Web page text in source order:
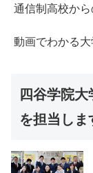
通信制高校か
動画でわかる大
四谷学院
を担当しま